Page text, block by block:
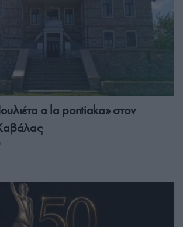
a la pontiaka» στον